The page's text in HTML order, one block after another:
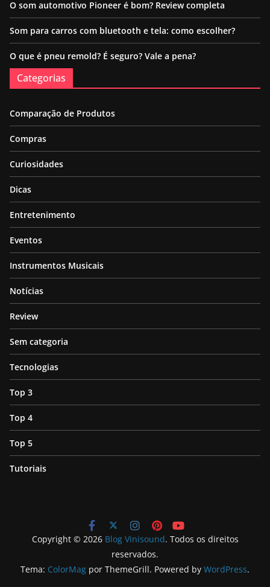
O som automotivo Pioneer é bom? Review completa
Som para carros com bluetooth e tela: como escolher?
O que é pneu remold? É seguro? Vale a pena?
Categorias
Comparação de Produtos
Compras
Curiosidades
Dicas
Entretenimento
Eventos
Instrumentos Musicais
Notícias
Review
Sem categoria
Tecnologias
Top 3
Top 4
Top 5
Tutoriais
Copyright © 2026 Blog Vinisound. Todos os direitos
reservados.
Tema: ColorMag por ThemeGrill. Powered by WordPress.